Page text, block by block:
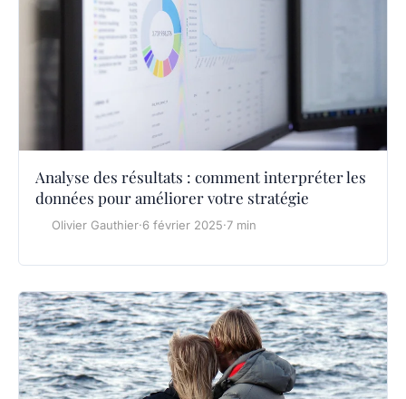
Analyse des résultats : comment interpréter les
données pour améliorer votre stratégie
Olivier Gauthier·6 février 2025·7 min